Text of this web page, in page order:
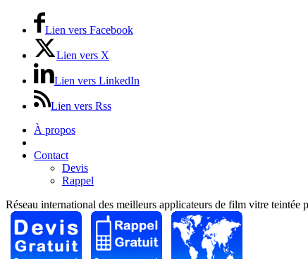
Lien vers Facebook
Lien vers X
Lien vers LinkedIn
Lien vers Rss
À propos
Contact
Devis
Rappel
Réseau international des meilleurs applicateurs de film vitre teintée